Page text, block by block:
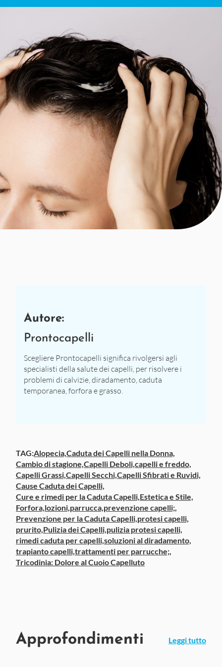
Autore:
Prontocapelli
Scegliere Prontocapelli significa rivolgersi agli
specialisti della salute dei capelli, per risolvere i
problemi di calvizie, diradamento, caduta
temporanea, forfora e grasso.
TAG:Alopecia,Caduta dei Capelli nella Donna,
Cambio di stagione,Capelli Deboli,capelli e freddo,
Capelli Grassi,Capelli Secchi,Capelli Sfibrati e Ruvidi,
Cause Caduta dei Capelli,
Cure e rimedi per la Caduta Capelli,Estetica e Stile,
Forfora,lozioni,parrucca,prevenzione capelli;,
Prevenzione per la Caduta Capelli,protesi capelli,
prurito,Pulizia dei Capelli,pulizia protesi capelli,
rimedi caduta per capelli,soluzioni al diradamento,
trapianto capelli,trattamenti per parrucche;,
Tricodinia: Dolore al Cuoio Capelluto
Approfondimenti Leggi tutto